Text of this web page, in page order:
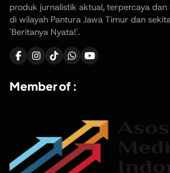
produk jurnalistik aktual, terpercaya
di wilayah Pantura Jawa Timur dan
'Beritanya Nyata!'.
Member of :